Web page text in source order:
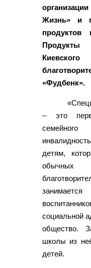
Жизнь» и
«Фудбенк».
– это
детям,
социальной
общество.
школы из
детей.